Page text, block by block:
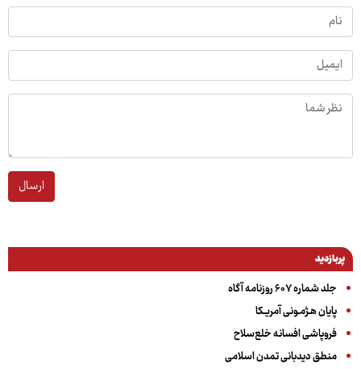
ارسال
پربازدید
جلد شماره ۶۰۷ روزنامه آگاه
پایان هـژمـونی آمریـکا
فروپاشی افسانه خلع‌سلاح
منطق دیدبانی تمدن اسلامی